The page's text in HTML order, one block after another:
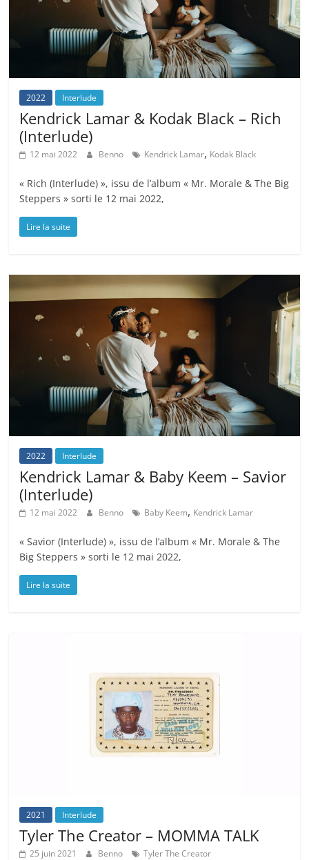
2022 Interlude
Kendrick Lamar & Kodak Black – Rich
(Interlude)
12 mai 2022 Benno Kendrick Lamar, Kodak Black
« Rich (Interlude) », issu de l’album « Mr. Morale & The Big
Steppers » sorti le 12 mai 2022,
Lire la suite
2022 Interlude
Kendrick Lamar & Baby Keem – Savior
(Interlude)
12 mai 2022 Benno Baby Keem, Kendrick Lamar
« Savior (Interlude) », issu de l’album « Mr. Morale & The
Big Steppers » sorti le 12 mai 2022,
Lire la suite
2021 Interlude
Tyler The Creator – MOMMA TALK
25 juin 2021 Benno Tyler The Creator